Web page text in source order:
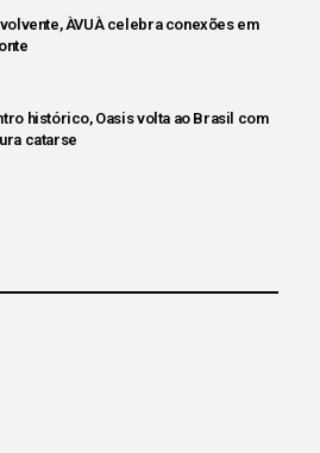
ÀVUÀ celebra conexões em
histórico, Oasis volta ao Brasil com
catarse